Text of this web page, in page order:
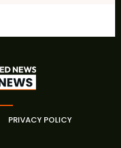
PRIVACY POLICY